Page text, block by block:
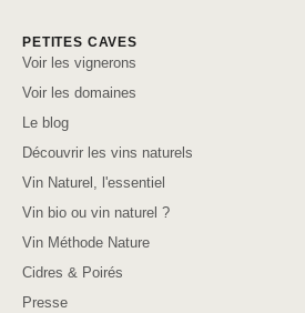
PETITES CAVES
Voir les vignerons
Voir les domaines
Le blog
Découvrir les vins naturels
Vin Naturel, l'essentiel
Vin bio ou vin naturel ?
Vin Méthode Nature
Cidres & Poirés
Presse